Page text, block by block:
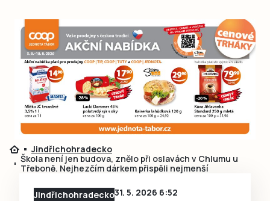
Obnovit heslo
Přihlásit se
Přihlásit se přes Facebook
Ještě nemám účet, chci seRegistrovat
Inspirace
Čtenáři píší
Speciální přílohy
Inzerce
Jindřichohradecko
Škola není jen budova, znělo při oslavách v Chlumu u
Třeboně. Nejhezčím dárkem přispěli nejmenší
Jindřichohradecko31. 5. 2026 6:52